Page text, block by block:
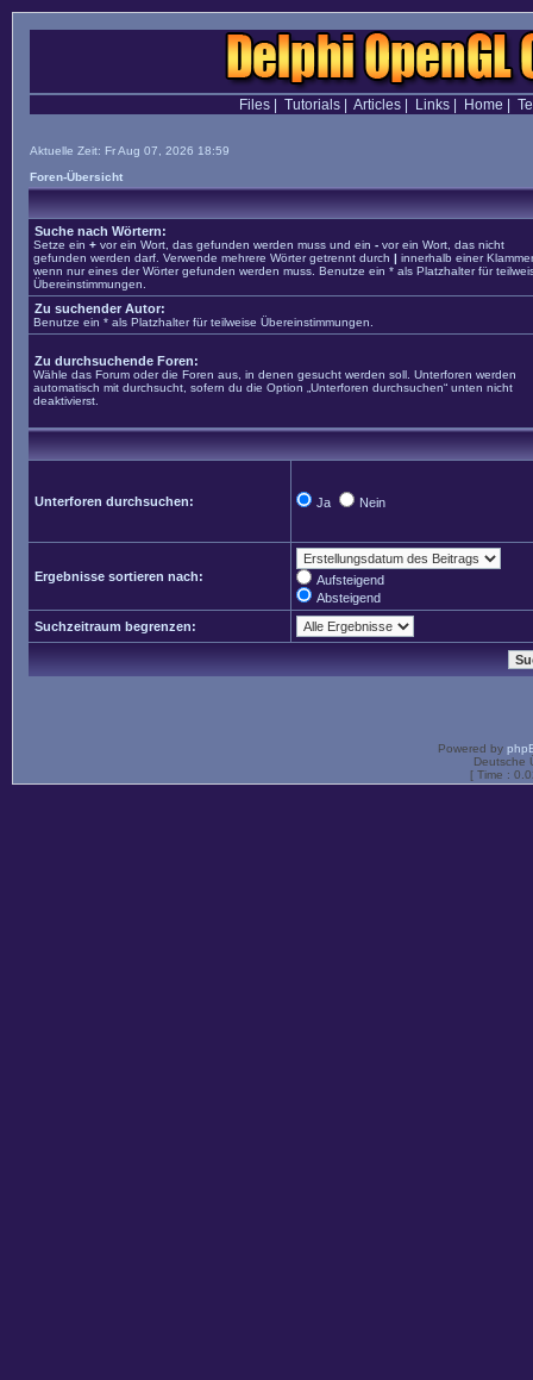
Files| Tutorials| Articles| Links| Home
Aktuelle Zeit: Fr Aug 07, 2026 18:59
Foren-Übersicht
Suche nach Wörtern:
Setze ein + vor ein Wort, das gefunden werden muss und ein - vor ein Wort, das nicht
gefunden werden darf. Verwende mehrere Wörter getrennt durch | innerhalb einer
wenn nur eines der Wörter gefunden werden muss. Benutze ein * als Platzhalter für
Übereinstimmungen.
Zu suchender Autor:
Benutze ein * als Platzhalter für teilweise Übereinstimmungen.
Zu durchsuchende Foren:
Wähle das Forum oder die Foren aus, in denen gesucht werden soll. Unterforen werden
automatisch mit durchsucht, sofern du die Option „Unterforen durchsuchen“ unten nicht
deaktivierst.
Unterforen durchsuchen: Ja Nein
Ergebnisse sortieren nach:
Aufsteigend
Absteigend
Suchzeitraum begrenzen:
Powered by
Deutsche
[ Time :